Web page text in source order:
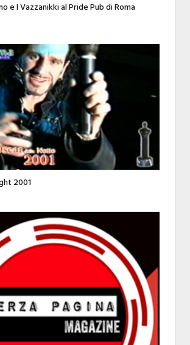
e I Vazzanikki al Pride Pub di Roma
2001